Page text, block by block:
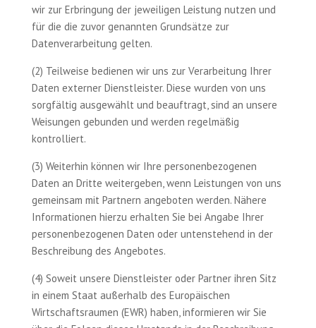
wir zur Erbringung der jeweiligen Leistung nutzen und
für die die zuvor genannten Grundsätze zur
Datenverarbeitung gelten.
(2) Teilweise bedienen wir uns zur Verarbeitung Ihrer
Daten externer Dienstleister. Diese wurden von uns
sorgfältig ausgewählt und beauftragt, sind an unsere
Weisungen gebunden und werden regelmäßig
kontrolliert.
(3) Weiterhin können wir Ihre personenbezogenen
Daten an Dritte weitergeben, wenn Leistungen von uns
gemeinsam mit Partnern angeboten werden. Nähere
Informationen hierzu erhalten Sie bei Angabe Ihrer
personenbezogenen Daten oder untenstehend in der
Beschreibung des Angebotes.
(4) Soweit unsere Dienstleister oder Partner ihren Sitz
in einem Staat außerhalb des Europäischen
Wirtschaftsraumen (EWR) haben, informieren wir Sie